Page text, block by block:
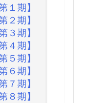
１期】
２期】
３期】
４期】
５期】
６期】
７期】
８期】